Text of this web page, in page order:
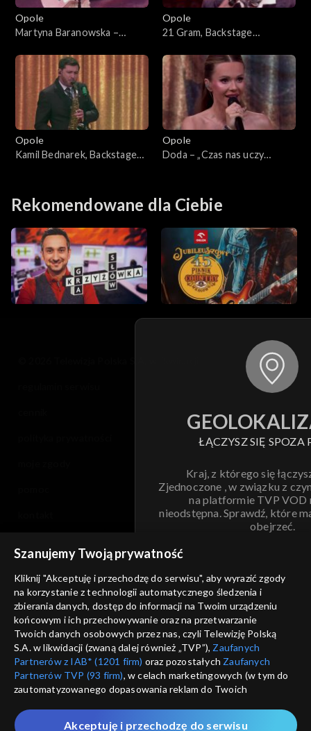
Opole
Martyna Baranowska –
„Debiuty”
Opole
21 Gram, Backstage
być”. 63. KFPP: Koncert
„Debiuty”
Opole
Kamil Bednarek, Backstage
„Debiuty”
Opole
Doda – „Czas nas uczy
Rekomendowane dla Ciebie
ŁĄCZYSZ SIĘ SPOZA
Kraj, z którego się
Zjednoczone , w związku z
na platformie TVP VOD
nieodstępna. Sprawdź, które
obejrzeć.
ANULUJ
informacje o dostawcy usług
Szanujemy Twoją prywatność
Kliknij "Akceptuję i przechodzę do serwisu", aby wyrazić zgody
na korzystanie z technologii automatycznego śledzenia i
zbierania danych, dostęp do informacji na Twoim urządzeniu
końcowym i ich przechowywanie oraz na przetwarzanie
Twoich danych osobowych przez nas, czyli Telewizję Polską
S.A. w likwidacji (zwaną dalej również „TVP”), Zaufanych
Partnerów z IAB* (1201 firm) oraz pozostałych Zaufanych
Partnerów TVP (93 firm), w celach marketingowych (w tym do
zautomatyzowanego dopasowania reklam do Twoich
które wskazujemy poniżej, a także zgody na udostępnianie
Akceptuję i przechodzę do serwisu